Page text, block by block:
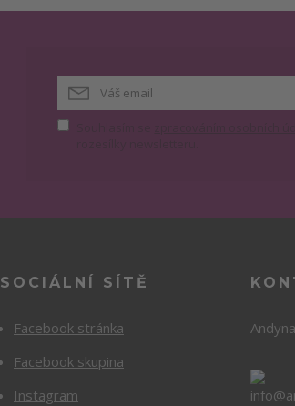
SOCIÁLNÍ SÍTĚ
Facebook stránka
Facebook skupina
Instagram